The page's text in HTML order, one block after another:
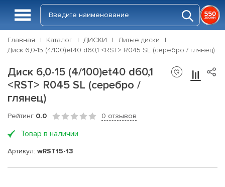
Главная Каталог ДИСКИ
Литые диски
Диск 6,0-15 (4/100)et40 d60,1 <RST> R045 SL (серебро / глянец)
Диск 6,0-15 (4/100)et40 d60,1
<RST> R045 SL (серебро /
глянец)
Рейтинг 0.0 0 отзывов
Товар в наличии
Артикул: wRST15-13